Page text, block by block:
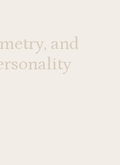
and